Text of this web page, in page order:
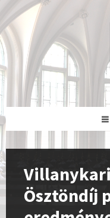
Ösztöndíj